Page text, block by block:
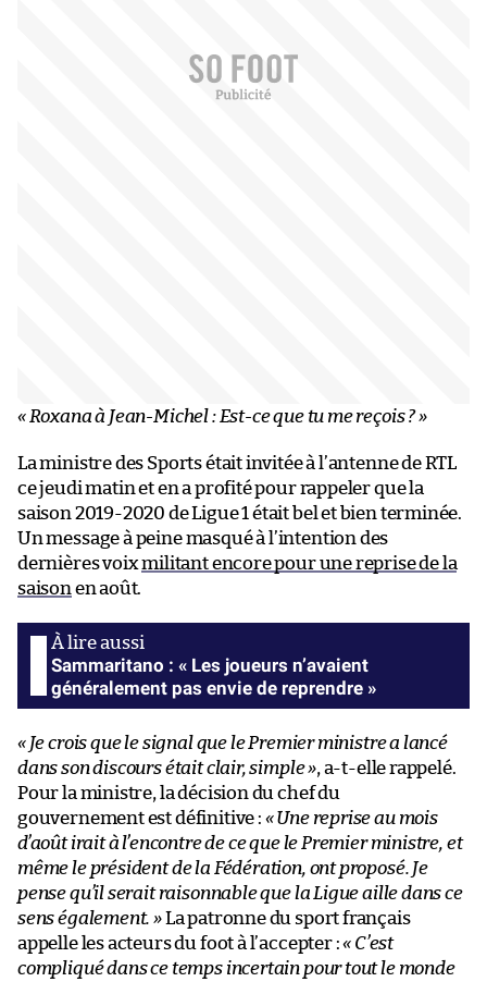
« Roxana à Jean-Michel : Est-ce que tu me reçois ? »
La ministre des Sports était invitée à l’antenne de RTL
ce jeudi matin et en a profité pour rappeler que la
saison 2019-2020 de Ligue 1 était bel et bien terminée.
Un message à peine masqué à l’intention des
dernières voixmilitant encore pour une reprise de la
saison en août.
Sammaritano : « Les joueurs n’avaient
généralement pas envie de reprendre »
« Je crois que le signal que le Premier ministre a lancé
dans son discours était clair, simple », a-t-elle rappelé.
Pour la ministre, la décision du chef du
gouvernement est définitive : « Une reprise au mois
d’août irait à l’encontre de ce que le Premier ministre, et
même le président de la Fédération, ont proposé. Je
pense qu’il serait raisonnable que la Ligue aille dans ce
sens également. »La patronne du sport français
appelle les acteurs du foot à l’accepter :« C’est
compliqué dans ce temps incertain pour tout le monde